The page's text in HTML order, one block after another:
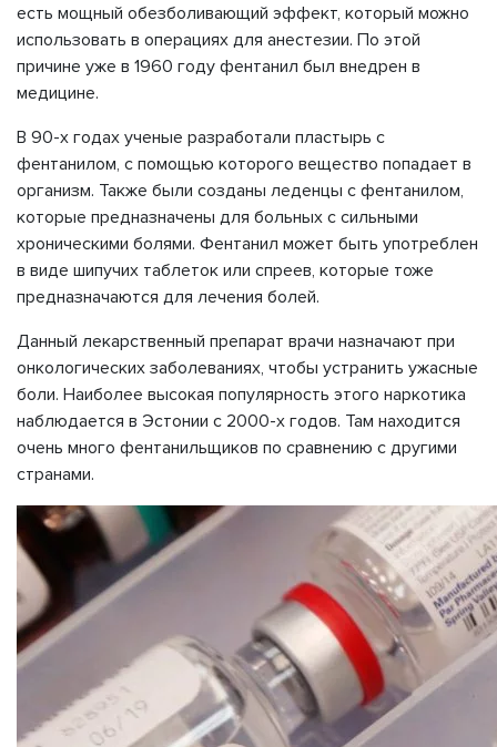
есть мощный обезболивающий эффект, который можно
использовать в операциях для анестезии. По этой
причине уже в 1960 году фентанил был внедрен в
медицине.
В 90-х годах ученые разработали пластырь с
фентанилом, с помощью которого вещество попадает в
организм. Также были созданы леденцы с фентанилом,
которые предназначены для больных с сильными
хроническими болями. Фентанил может быть употреблен
в виде шипучих таблеток или спреев, которые тоже
предназначаются для лечения болей.
Данный лекарственный препарат врачи назначают при
онкологических заболеваниях, чтобы устранить ужасные
боли. Наиболее высокая популярность этого наркотика
наблюдается в Эстонии с 2000-х годов. Там находится
очень много фентанильщиков по сравнению с другими
странами.